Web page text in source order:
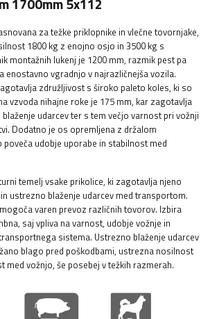
1700mm 5x112
za težke priklopnike in vlečne tovornjake,
1800 kg z enojno osjo in 3500 kg s
montažnih lukenj je 1200 mm, razmik pest pa
enostavno vgradnjo v najrazličnejša vozila.
združljivost s široko paleto koles, ki so
vzvoda nihajne roke je 175 mm, kar zagotavlja
udarcev ter s tem večjo varnost pri vožnji
Dodatno je os opremljena z držalom
udobje uporabe in stabilnost med
temelj vsake prikolice, ki zagotavlja njeno
ustrezno blaženje udarcev med transportom.
varen prevoz različnih tovorov. Izbira
saj vpliva na varnost, udobje vožnje in
sistema. Ustrezno blaženje udarcev
blago pred poškodbami, ustrezna nosilnost
med vožnjo, še posebej v težkih razmerah.